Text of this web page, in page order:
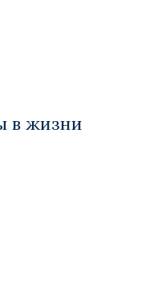
в жизни